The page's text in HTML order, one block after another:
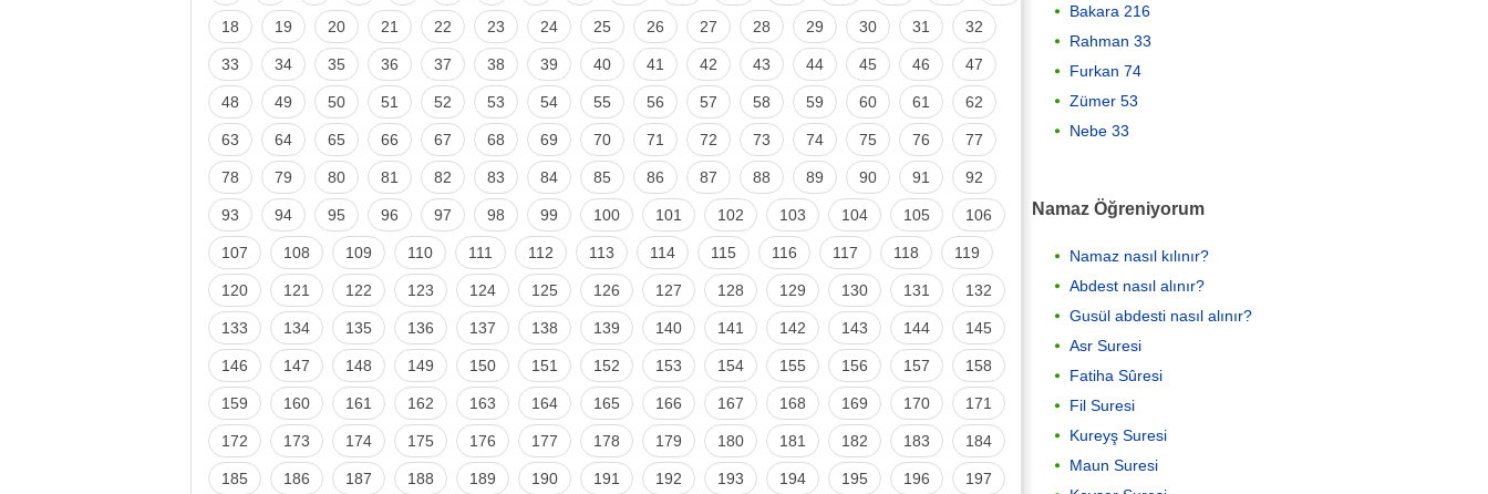
18 19 20 21 22 23 24 25 26 27 28 29 30 31 32
33 34 35 36 37 38 39 40 41 42 43 44 45 46 47
48 49 50 51 52 53 54 55 56 57 58 59 60 61 62
63 64 65 66 67 68 69 70 71 72 73 74 75 76 77
78 79 80 81 82 83 84 85 86 87 88 89 90 91 92
93 94 95 96 97 98 99 100 101 102 103 104 105 106
107 108 109 110 111 112 113 114 115 116 117 118 119
120 121 122 123 124 125 126 127 128 129 130 131 132
133 134 135 136 137 138 139 140 141 142 143 144 145
146 147 148 149 150 151 152 153 154 155 156 157 158
159 160 161 162 163 164 165 166 167 168 169 170 171
172 173 174 175 176 177 178 179 180 181 182 183 184
185 186 187 188 189 190 191 192 193 194 195 196 197
Bakara 216
Rahman 33
Furkan 74
Zümer 53
Nebe 33
Namaz Öğreniyorum
Namaz nasıl kılınır?
Abdest nasıl alınır?
Gusül abdesti nasıl alınır?
Asr Suresi
Fatiha Sûresi
Fil Suresi
Kureyş Suresi
Maun Suresi